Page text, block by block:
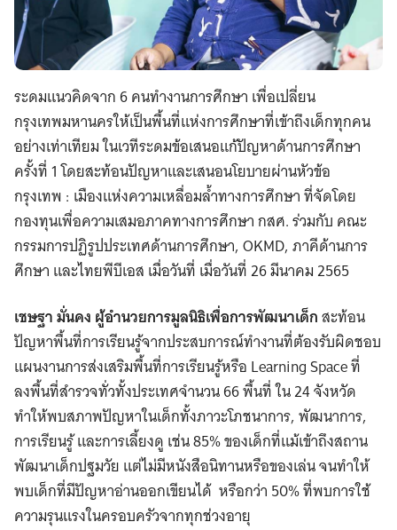
ระดมแนวคิดจาก 6 คนทำงานการศึกษา เพื่อเปลี่ยน
กรุงเทพมหานครให้เป็นพื้นที่แห่งการศึกษาที่เข้าถึงเด็กทุกคน
อย่างเท่าเทียม ในเวทีระดมข้อเสนอแก้ปัญหาด้านการศึกษา
ครั้งที่ 1 โดยสะท้อนปัญหาและเสนอนโยบายผ่านหัวข้อ
กรุงเทพ : เมืองแห่งความเหลื่อมล้ำทางการศึกษา ที่จัดโดย
กองทุนเพื่อความเสมอภาคทางการศึกษา กสศ. ร่วมกับ คณะ
กรรมการปฏิรูปประเทศด้านการศึกษา, OKMD, ภาคีด้านการ
ศึกษา และไทยพีบีเอส เมื่อวันที่ เมื่อวันที่ 26 มีนาคม 2565
เชษฐา มั่นคง ผู้อำนวยการมูลนิธิเพื่อการพัฒนาเด็กสะท้อน
ปัญหาพื้นที่การเรียนรู้จากประสบการณ์ทำงานที่ต้องรับผิดชอบ
แผนงานการส่งเสริมพื้นที่การเรียนรู้หรือ Learning Space ที่
ลงพื้นที่สำรวจทั่วทั้งประเทศจำนวน 66 พื้นที่ ใน 24 จังหวัด
ทำให้พบสภาพปัญหาในเด็กทั้งภาวะโภชนาการ, พัฒนาการ,
การเรียนรู้ และการเลี้ยงดู เช่น 85% ของเด็กที่แม้เข้าถึงสถาน
พัฒนาเด็กปฐมวัย แต่ไม่มีหนังสือนิทานหรือของเล่น จนทำให้
พบเด็กที่มีปัญหาอ่านออกเขียนได้ หรือกว่า 50% ที่พบการใช้
ความรุนแรงในครอบครัวจากทุกช่วงอายุ